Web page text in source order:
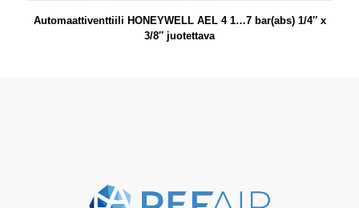
Automaattiventtiili HONEYWELL AEL 4 1…7 bar(abs) 1/4″ x
3/8″ juotettava